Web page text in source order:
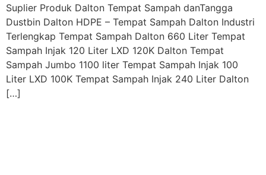
Suplier Produk Dalton Tempat Sampah danTangga
Dustbin Dalton HDPE – Tempat Sampah Dalton Industri
Terlengkap Tempat Sampah Dalton 660 Liter Tempat
Sampah Injak 120 Liter LXD 120K Dalton Tempat
Sampah Jumbo 1100 liter Tempat Sampah Injak 100
Liter LXD 100K Tempat Sampah Injak 240 Liter Dalton
[…]